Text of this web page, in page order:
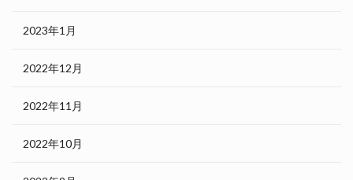
2023年1月
2022年12月
2022年11月
2022年10月